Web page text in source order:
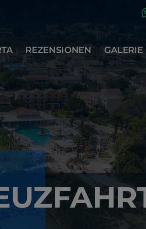
REZENSIONEN GALERIE